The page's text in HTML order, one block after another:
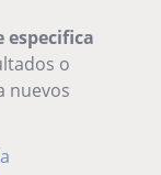
especifica
o
nuevos